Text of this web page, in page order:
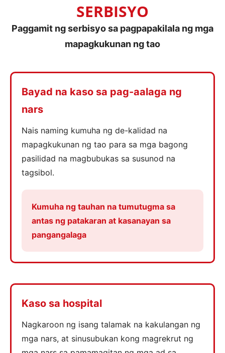
SERBISYO
Paggamit ng serbisyo sa pagpapakilala ng mga
mapagkukunan ng tao
Bayad na kaso sa pag-aalaga ng
nars
Nais naming kumuha ng de-kalidad na
mapagkukunan ng tao para sa mga bagong
pasilidad na magbubukas sa susunod na
tagsibol.
Kumuha ng tauhan na tumutugma sa
antas ng patakaran at kasanayan sa
pangangalaga
Kaso sa hospital
Nagkaroon ng isang talamak na kakulangan ng
mga nars, at sinusubukan kong magrekrut ng